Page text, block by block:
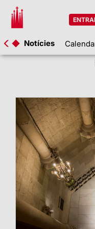
Notícies